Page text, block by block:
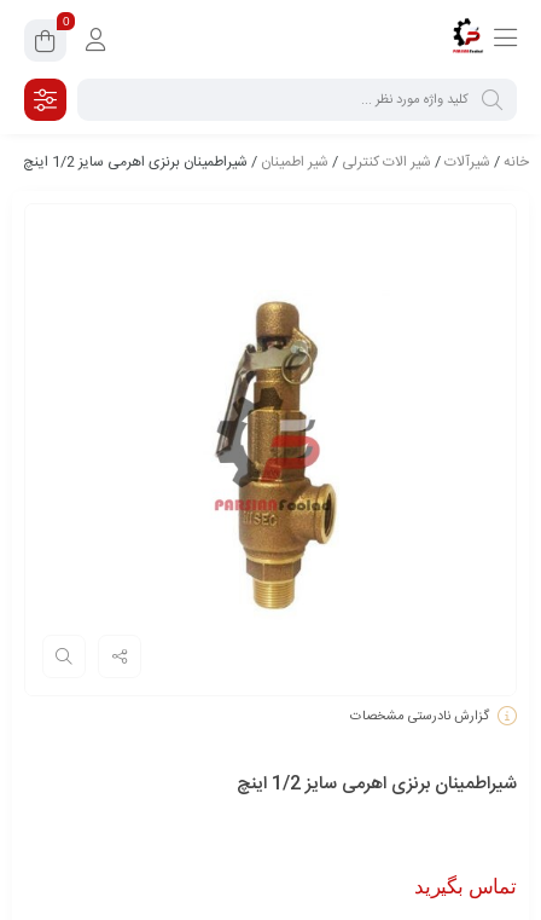
0
خانه/ شیرآلات/ شیر الات کنترلی / شیر اطمینان / شیراطمینان برنزی اهرمی سایز 1/2 اینچ
گزارش نادرستی مشخصات
شیراطمینان برنزی اهرمی سایز 1/2 اینچ
تماس بگیرید